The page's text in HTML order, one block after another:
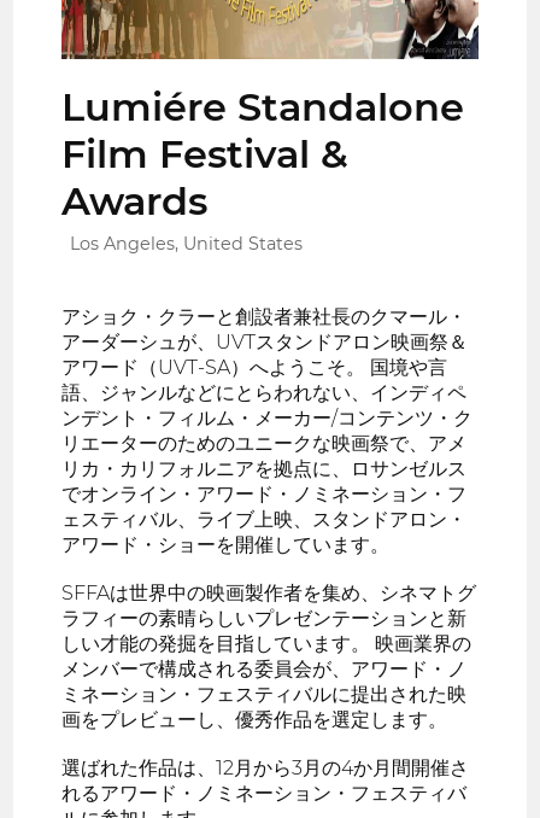
Lumiére Standalone
Film Festival &
Awards
Los Angeles, United States
アショク・クラーと創設者兼社長のクマール・
アーダーシュが、UVTスタンドアロン映画祭＆
アワード（UVT-SA）へようこそ。 国境や言
語、ジャンルなどにとらわれない、インディペ
ンデント・フィルム・メーカー/コンテンツ・ク
リエーターのためのユニークな映画祭で、アメ
リカ・カリフォルニアを拠点に、ロサンゼルス
でオンライン・アワード・ノミネーション・フ
ェスティバル、ライブ上映、スタンドアロン・
アワード・ショーを開催しています。
SFFAは世界中の映画製作者を集め、シネマトグ
ラフィーの素晴らしいプレゼンテーションと新
しい才能の発掘を目指しています。 映画業界の
メンバーで構成される委員会が、アワード・ノ
ミネーション・フェスティバルに提出された映
画をプレビューし、優秀作品を選定します。
選ばれた作品は、12月から3月の4か月間開催さ
れるアワード・ノミネーション・フェスティバ